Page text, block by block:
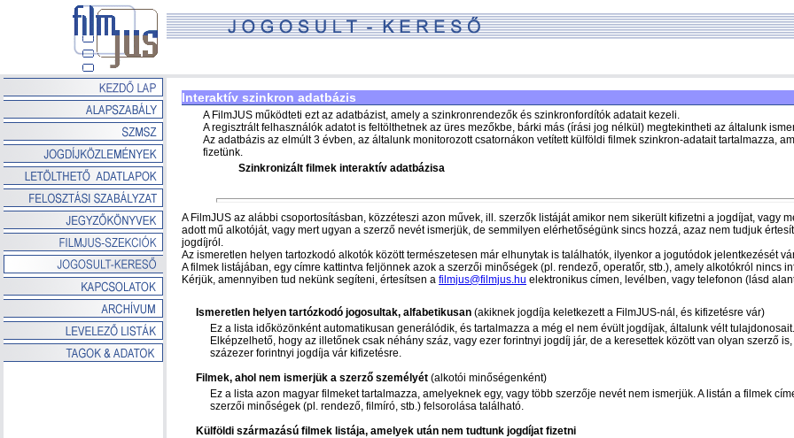
Interaktív szinkron adatbázis
A FilmJUS működteti ezt az adatbázist, amely a szinkronrendezők és szinkronfordítók adatait kezeli.
A regisztrált felhasználók adatot is feltölthetnek az üres mezőkbe, bárki más (írási jog nélkül) megtekintheti az általunk
Az adatbázis az elmúlt 3 évben, az általunk monitorozott csatornákon vetített külföldi filmek szinkron-adatait tartalmazza,
fizetünk.
Szinkronizált filmek interaktív adatbázisa
A FilmJUS az alábbi csoportosításban, közzéteszi azon művek, ill. szerzők listáját amikor nem sikerült kifizetni a jogdíjat, vagy
adott mű alkotóját, vagy mert ugyan a szerző nevét ismerjük, de semmilyen elérhetőségünk sincs hozzá, azaz nem tudjuk
jogdíjról.
Az ismeretlen helyen tartozkodó alkotók között természetesen már elhunytak is találhatók, ilyenkor a jogutódok jelentkezését
A filmek listájában, egy címre kattintva feljönnek azok a szerzői minőségek (pl. rendező, operatőr, stb.), amely alkotókról nincs
Kérjük, amennyiben tud nekünk segíteni, értesítsen a filmjus@filmjus.hu elektronikus címen, levélben, vagy telefonon (lásd
Ismeretlen helyen tartózkodó jogosultak, alfabetikusan (akiknek jogdíja keletkezett a FilmJUS-nál, és kifizetésre vár)
Ez a lista időközönként automatikusan generálódik, és tartalmazza a még el nem évült jogdíjak, általunk vélt tulajdonosait.
Elképzelhető, hogy az illetőnek csak néhány száz, vagy ezer forintnyi jogdíj jár, de a keresettek között van olyan szerző
százezer forintnyi jogdíja vár kifizetésre.
Filmek, ahol nem ismerjük a szerző személyét (alkotói minőségenként)
Ez a lista azon magyar filmeket tartalmazza, amelyeknek egy, vagy több szerzője nevét nem ismerjük. A listán a filmek
szerzői minőségek (pl. rendező, filmíró, stb.) felsorolása található.
Külföldi származású filmek listája, amelyek után nem tudtunk jogdíjat fizetni